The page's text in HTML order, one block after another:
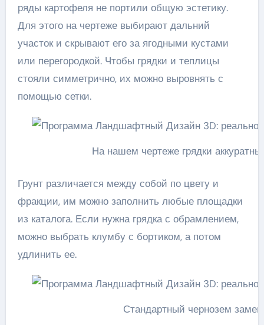
ряды картофеля не портили общую эстетику.
Для этого на чертеже выбирают дальний
участок и скрывают его за ягодными кустами
или перегородкой. Чтобы грядки и теплицы
стояли симметрично, их можно выровнять с
помощью сетки.
На нашем чертеже грядки
Грунт различается между собой по цвету и
фракции, им можно заполнить любые площадки
из каталога. Если нужна грядка с обрамлением,
можно выбрать клумбу с бортиком, а потом
удлинить ее.
Стандартный чернозем